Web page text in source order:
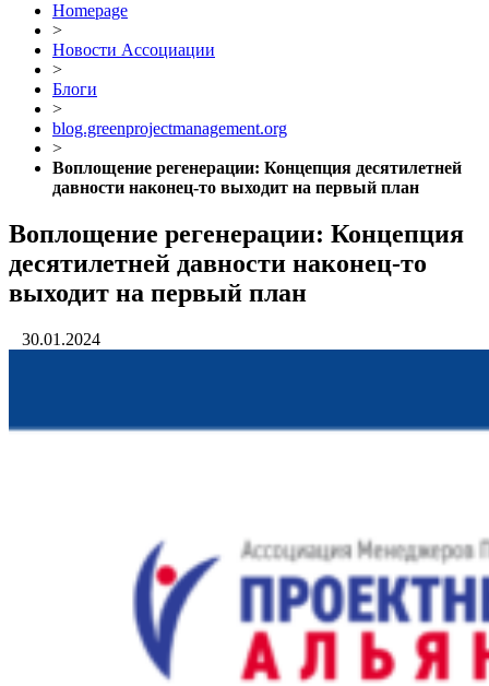
Homepage
>
Новости Ассоциации
>
Блоги
>
blog.greenprojectmanagement.org
>
Воплощение регенерации: Концепция десятилетней
давности наконец-то выходит на первый план
Воплощение регенерации: Концепция
десятилетней давности наконец-то
выходит на первый план
30.01.2024